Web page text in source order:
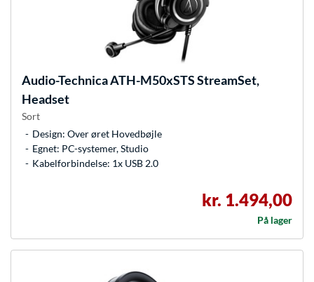
Audio-TechnicaATH-M50xSTS StreamSet,
Headset
Sort
Design: Over øret Hovedbøjle
Egnet: PC-systemer, Studio
Kabelforbindelse: 1x USB 2.0
kr. 1.494,00
På lager